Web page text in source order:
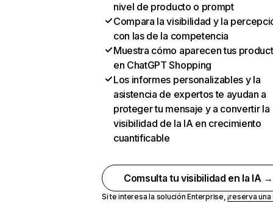
nivel de producto o prompt
Compara la visibilidad y la
con las de la competencia
Muestra cómo aparecen tus
en ChatGPT Shopping
Los informes personalizables y la
asistencia de expertos te ayudan a
proteger tu mensaje y a convertir la
visibilidad de la IA en crecimiento
cuantificable
Comsulta tu visibilidad en la IA →
Si te interesa la solución Enterprise,¡reserva